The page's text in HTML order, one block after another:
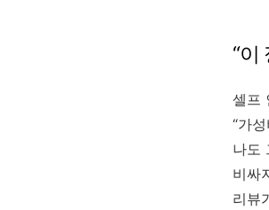
“이
셀프
“가
나도
비싸
리뷰